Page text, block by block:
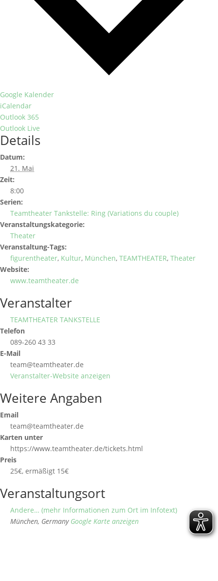
Google Kalender
iCalendar
Outlook 365
Outlook Live
Details
Datum:
21. Mai
Zeit:
8:00
Serien:
Teamtheater Tankstelle: Ring (Variations du couple)
Veranstaltungskategorie:
Theater
Veranstaltung-Tags:
figurentheater, Kultur, München, TEAMTHEATER, Theater
Website:
www.teamtheater.de
Veranstalter
TEAMTHEATER TANKSTELLE
Telefon
089-260 43 33
E-Mail
team@teamtheater.de
Veranstalter-Website anzeigen
Weitere Angaben
Email
team@teamtheater.de
Karten unter
https://www.teamtheater.de/tickets.html
Preis
25€, ermäßigt 15€
Veranstaltungsort
Andere… (mehr Informationen zum Ort im Infotext)
München, Germany Google Karte anzeigen